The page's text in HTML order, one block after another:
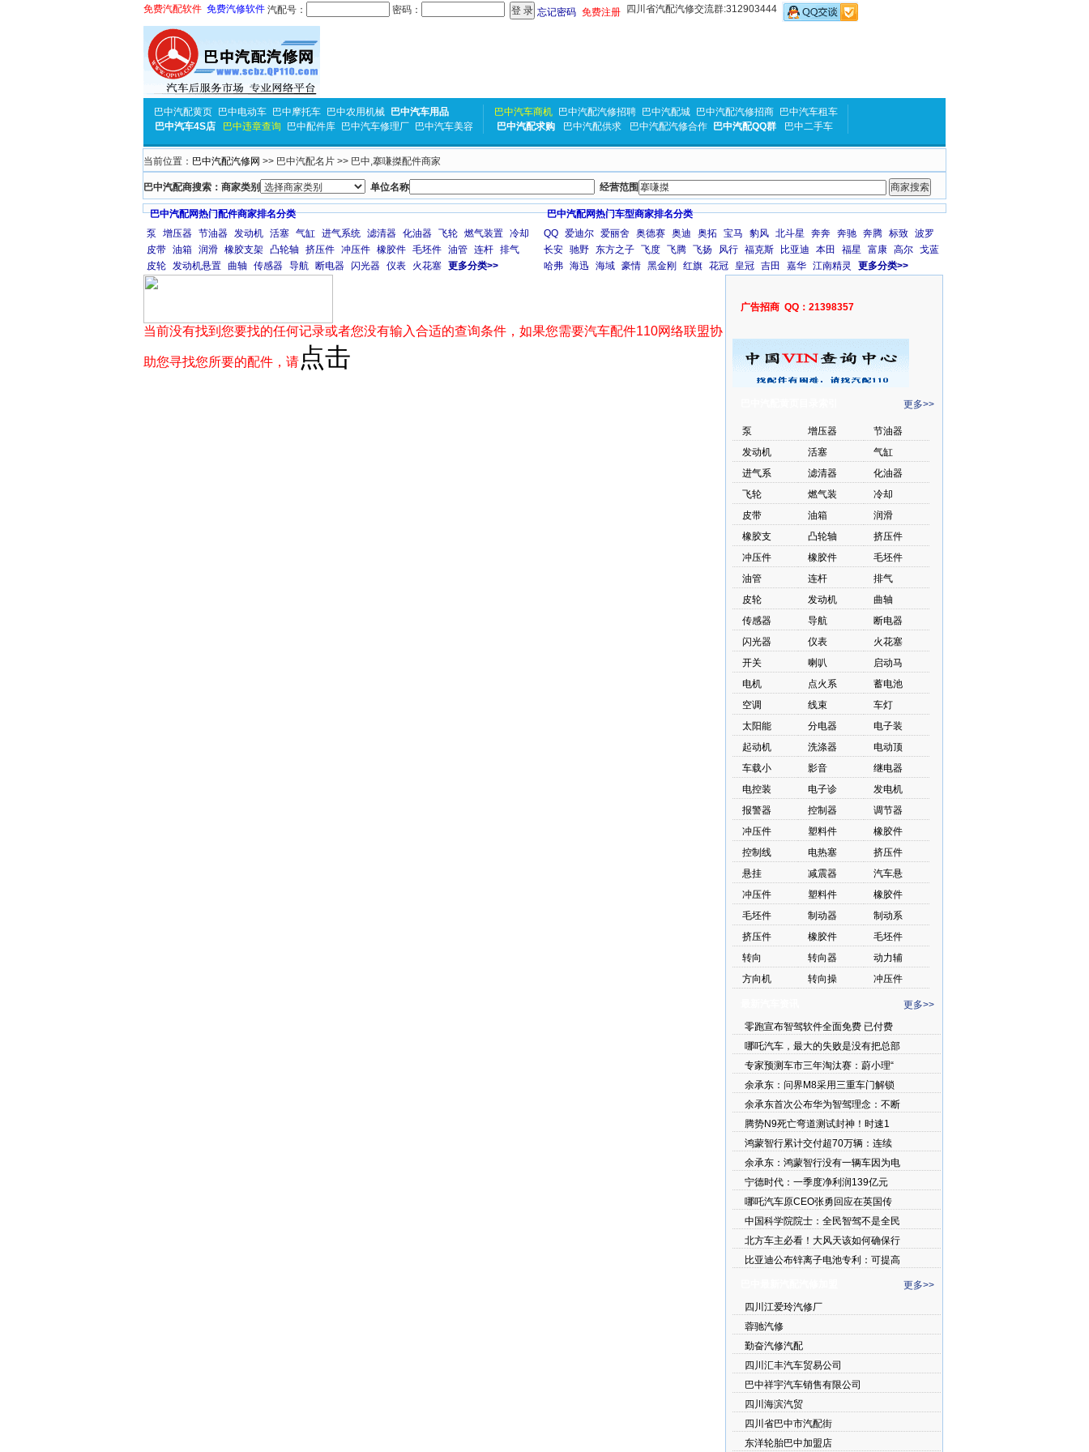
免费汽配软件 免费汽修软件 汽配号： 密码： 忘记密码 免费注册 四川省汽配汽修交流群:312903444
巴中汽配黄页 巴中电动车 巴中摩托车 巴中农用机械
巴中汽车用品
巴中汽车4S店
巴中违章查询 巴中配件库 巴中汽车修理厂 巴中汽车美容
巴中汽车商机 巴中汽配汽修招聘 巴中汽配城 巴中汽配汽修招商
巴中汽车租车
巴中汽配求购
巴中汽配供求 巴中汽配汽修合作 巴中汽配QQ群 巴中二手车
当前位置： 巴中汽配汽修网 >> 巴中汽配名片 >> 巴中,搴嗛搩配件商家
巴中汽配商搜索：商家类别 单位名称 经营范围
巴中汽配网热门配件商家排名分类
泵
增压器 节油器 发动机 活塞 气缸 进气系统 滤清器 化油器 飞轮 燃气装置 冷却
皮带 油箱 润滑 橡胶支架 凸轮轴 挤压件 冲压件 橡胶件 毛坯件 油管 连杆 排气
皮轮 发动机悬置 曲轴 传感器 导航 断电器 闪光器 仪表 火花塞 更多分类>>
巴中汽配网热门车型商家排名分类
QQ 爱迪尔 爱丽舍 奥德赛 奥迪 奥拓 宝马 豹风 北斗星 奔奔 奔驰 奔腾 标致 波罗
长安 驰野 东方之子 飞度 飞腾 飞扬 风行 福克斯 比亚迪 本田 福星 富康 高尔 戈蓝
哈弗 海迅 海域 豪情 黑金刚 红旗 花冠 皇冠 吉田 嘉华 江南精灵 更多分类>>
当前没有找到您要找的任何记录或者您没有输入合适的查询条件，如果您需要汽车配件110网络联盟协
助您寻找您所要的配件，请 点击
广告招商 QQ：21398357
更多>>
泵 增压器
节油器
发动机
活塞
气缸
进气系
滤清器
化油器
飞轮
燃气装
冷却
皮带
油箱
润滑
橡胶支
凸轮轴
挤压件
冲压件
橡胶件
毛坯件
油管
连杆
排气
皮轮
发动机
曲轴
传感器
导航
断电器
闪光器
仪表
火花塞
开关
喇叭
启动马
电机
点火系
蓄电池
空调
线束
车灯
太阳能
分电器
电子装
起动机
洗涤器
电动顶
车载小
影音
继电器
电控装
电子诊
发电机
报警器
控制器
调节器
冲压件
塑料件
橡胶件
控制线
电热塞
挤压件
悬挂
减震器
汽车悬
冲压件
塑料件
橡胶件
毛坯件
制动器
制动系
挤压件
橡胶件
毛坯件
转向
转向器
动力辅
方向机
转向操 冲压件
更多>>
零跑宣布智驾软件全面免费 已付费
哪吒汽车，最大的失败是没有把总部
专家预测车市三年淘汰赛：蔚小理“
余承东：问界M8采用三重车门解锁
余承东首次公布华为智驾理念：不断
腾势N9死亡弯道测试封神！时速1
鸿蒙智行累计交付超70万辆：连续
余承东：鸿蒙智行没有一辆车因为电
宁德时代：一季度净利润139亿元
哪吒汽车原CEO张勇回应在英国传
中国科学院院士：全民智驾不是全民
北方车主必看！大风天该如何确保行
比亚迪公布锌离子电池专利：可提高
更多>>
四川江爱玲汽修厂
蓉驰汽修
勤奋汽修汽配
四川汇丰汽车贸易公司
巴中祥宇汽车销售有限公司
四川海滨汽贸
四川省巴中市汽配街
东洋轮胎巴中加盟店